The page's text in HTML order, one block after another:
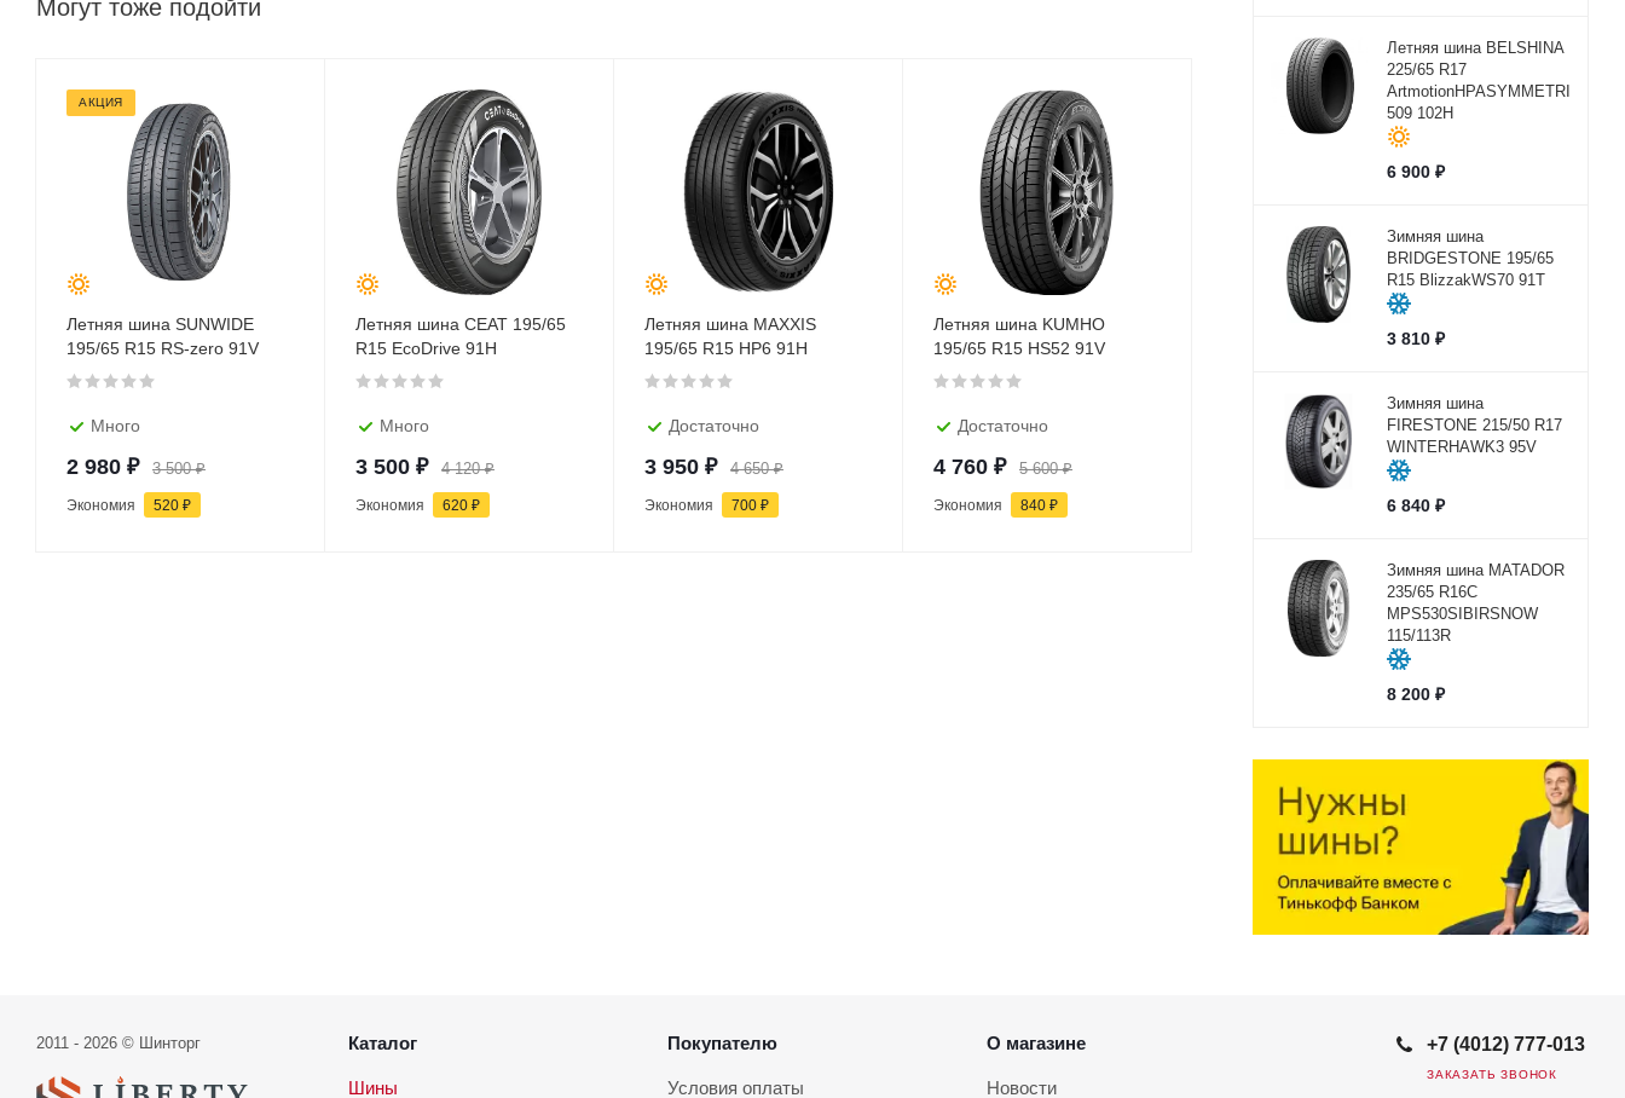
Могут тоже подойти
АКЦИЯ
Летняя шина SUNWIDE
195/65 R15 RS-zero 91V
Много
2 980 ₽ 3 500₽
Экономия 520 ₽
Летняя шина CEAT 195/65
R15 EcoDrive 91H
Много
3 500 ₽ 4 120₽
Экономия 620 ₽
Летняя шина MAXXIS
195/65 R15 HP6 91H
Достаточно
3 950 ₽ 4 650₽
Экономия 700 ₽
Летняя шина KUMHO
195/65 R15 HS52 91V
Достаточно
4 760 ₽ 5 600₽
Экономия 840 ₽
Летняя шина BELSHINA
225/65 R17
ArtmotionHPASYMMETRICBEL-
509 102H
6 900₽
Зимняя шина
BRIDGESTONE 195/65
R15 BlizzakWS70 91T
3 810₽
Зимняя шина
FIRESTONE 215/50 R17
WINTERHAWK3 95V
6 840₽
Зимняя шина MATADOR
235/65 R16C
MPS530SIBIRSNOW
115/113R
8 200₽
2011 - 2026 © Шинторг Каталог
Шины
Покупателю
Условия оплаты
О магазине
Новости
+7 (4012) 777-013
ЗАКАЗАТЬ ЗВОНОК